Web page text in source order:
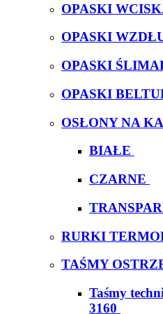
OPASKI
OPASKI
OPASKI
OPASKI
OSŁONY NA
BIAŁE
CZARNE
RURKI
TAŚMY
Taśmy
3160